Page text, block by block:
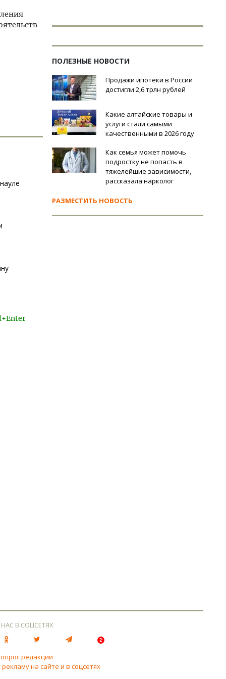
ПОЛЕЗНЫЕ НОВОСТИ
Продажи ипотеки в России
достигли 2,6 трлн рублей
Какие алтайские товары и
услуги стали самыми
качественными в 2026 году
Как семья может помочь
подростку не попасть в
тяжелейшие зависимости,
рассказала нарколог
РАЗМЕСТИТЬ НОВОСТЬ
В СОЦСЕТЯХ
редакции
на сайте и в соцсетях